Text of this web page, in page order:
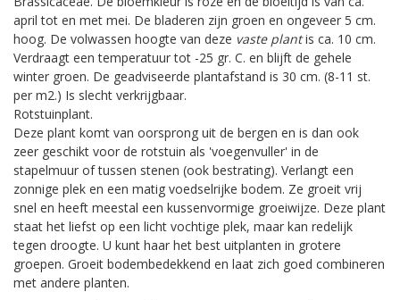
april tot en met mei. De bladeren zijn groen en ongeveer 5 cm.
hoog. De volwassen hoogte van deze vaste plantis ca. 10 cm.
Verdraagt een temperatuur tot -25 gr. C. en blijft de gehele
winter groen. De geadviseerde plantafstand is 30 cm. (8-11 st.
per m2.) Is slecht verkrijgbaar.
Rotstuinplant.
Deze plant komt van oorsprong uit de bergen en is dan ook
zeer geschikt voor de rotstuin als 'voegenvuller' in de
stapelmuur of tussen stenen (ook bestrating). Verlangt een
zonnige plek en een matig voedselrijke bodem. Ze groeit vrij
snel en heeft meestal een kussenvormige groeiwijze. Deze plant
staat het liefst op een licht vochtige plek, maar kan redelijk
tegen droogte. U kunt haar het best uitplanten in grotere
groepen. Groeit bodembedekkend en laat zich goed combineren
met andere planten.